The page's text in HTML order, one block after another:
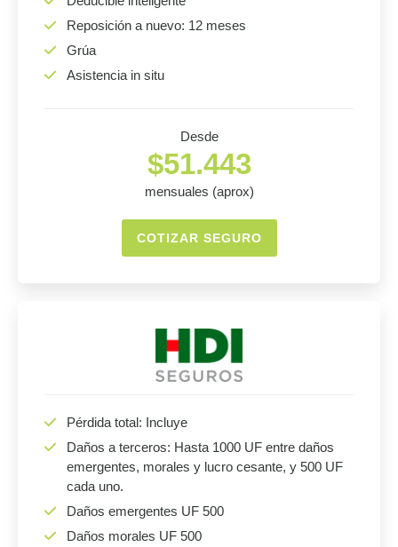
Reposición a nuevo: 12 meses
Grúa
Asistencia in situ
Desde
$51.443
mensuales (aprox)
COTIZAR SEGURO
Pérdida total: Incluye
Daños a terceros: Hasta 1000 UF entre daños
emergentes, morales y lucro cesante, y 500 UF
cada uno.
Daños emergentes UF 500
Daños morales UF 500